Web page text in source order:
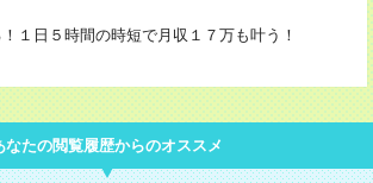
１日５時間の時短で月収１７万も叶う！
なたの閲覧履歴からのオススメ